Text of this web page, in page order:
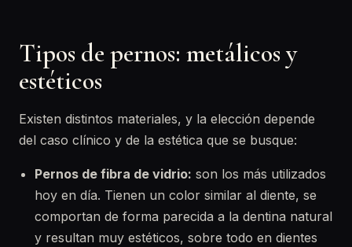
Tipos de pernos: metálicos y
estéticos
Existen distintos materiales, y la elección depende
del caso clínico y de la estética que se busque:
Pernos de fibra de vidrio: son los más utilizados
hoy en día. Tienen un color similar al diente, se
comportan de forma parecida a la dentina natural
y resultan muy estéticos, sobre todo en dientes